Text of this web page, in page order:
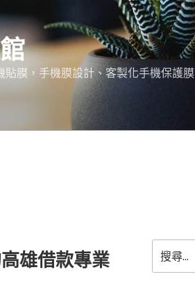
膜，手機膜設計、客製化手機保護
雄借款專業
尋
關